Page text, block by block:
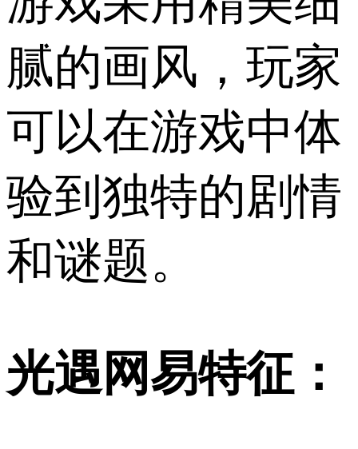
腻的画风，玩家
可以在游戏中体
验到独特的剧情
和谜题。
光遇网易特征：